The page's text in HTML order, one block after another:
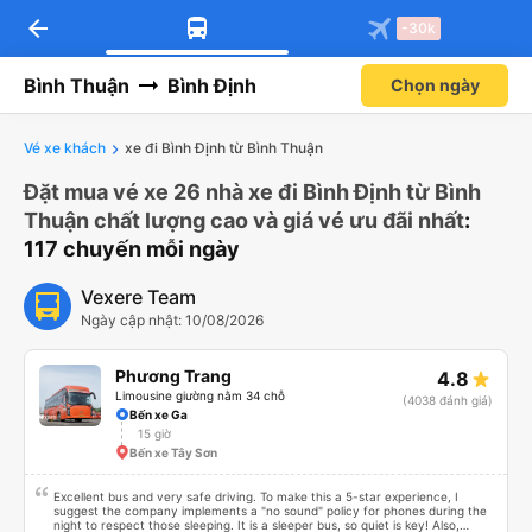
arrow_back -30k
Bình Thuận Bình Định Chọn ngày
Vé xe khách xe đi Bình Định từ Bình Thuận
Đặt mua vé xe 26 nhà xe đi Bình Định từ Bình
Thuận chất lượng cao và giá vé ưu đãi nhất:
117 chuyến mỗi ngày
Vexere Team
Ngày cập nhật: 10/08/2026
Phương Trang
Limousine giường nằm 34 chỗ
4.8
(4038 đánh giá)
Bến xe Ga
15 giờ
Bến xe Tây Sơn
Excellent bus and very safe driving. To make this a 5-star experience, I
suggest the company implements a "no sound" policy for phones during the
night to respect those sleeping. It is a sleeper bus, so quiet is key! Also,